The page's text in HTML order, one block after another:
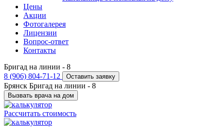
Цены
Акции
Фотогалерея
Лицензии
Вопрос-ответ
Контакты
Бригад на линии - 8
8 (906) 804-71-12
Оставить заявку
Брянск Бригад на линии - 8
Вызвать врача на дом
Рассчитать стоимость